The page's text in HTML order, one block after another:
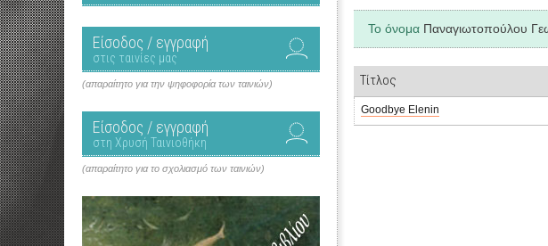
Είσοδος / εγγραφή
στις ταινίες μας
(απαραίτητο για την ψηφοφορία των ταινιών)
Είσοδος / εγγραφή
στη Χρυσή Ταινιοθήκη
(απαραίτητο για το σχολιασμό των ταινιών)
Το όνομα Παναγιωτοπούλου
Τίτλος
Goodbye Εlenin